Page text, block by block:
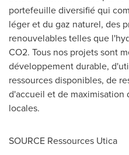
portefeuille diversifié qui
léger et du gaz naturel, des
renouvelables telles que
CO2. Tous nos projets sont
développement durable,
ressources disponibles, de
d'accueil et de maximisation
locales.
SOURCE Ressources Utica